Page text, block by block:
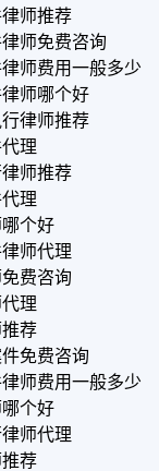
师推荐
师免费咨询
师费用一般多少
师哪个好
律师推荐
理
师推荐
理
个好
师代理
费咨询
理
荐
免费咨询
师费用一般多少
个好
师代理
荐